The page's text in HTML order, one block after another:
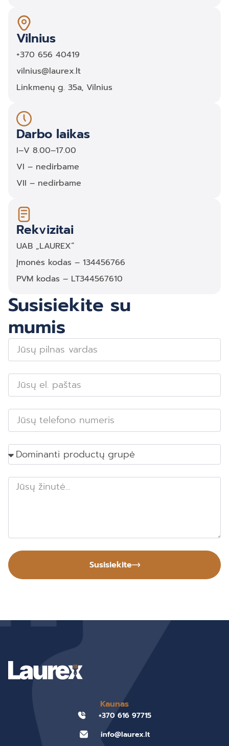
Vilnius
+370 656 40419
vilnius@laurex.lt
Linkmenų g. 35a, Vilnius
Darbo laikas
I–V 8.00–17.00
VI – nedirbame
VII – nedirbame
Rekvizitai
UAB „LAUREX“
Įmonės kodas – 134456766
PVM kodas – LT344567610
Susisiekite su
mumis
Susisiekite
Kaunas
+370 616 97715
info@laurex.lt